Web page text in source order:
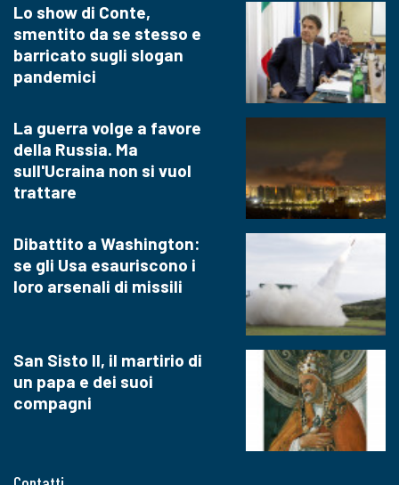
Lo show di Conte,
smentito da se stesso e
barricato sugli slogan
pandemici
La guerra volge a favore
della Russia. Ma
sull'Ucraina non si vuol
trattare
Dibattito a Washington:
se gli Usa esauriscono i
loro arsenali di missili
San Sisto II, il martirio di
un papa e dei suoi
compagni